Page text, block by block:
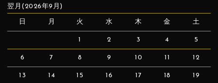
翌月(2026年9月)
日 月 火 水 木 金 土
1 2 3 4 5
6 7 8 9 10 11 12
13 14 15 16 17 18 19